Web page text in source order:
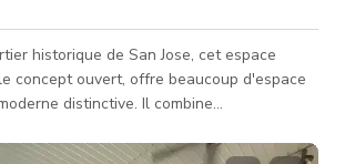
historique de San Jose, cet espace
concept ouvert, offre beaucoup d'espace
distinctive. Il combine
grâce aux pièces de la maison qui sont